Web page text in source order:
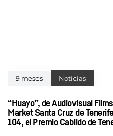
9 meses Noticias
“Huayo”, de Audiovisual
Market Santa Cruz de
104, el Premio Cabildo de